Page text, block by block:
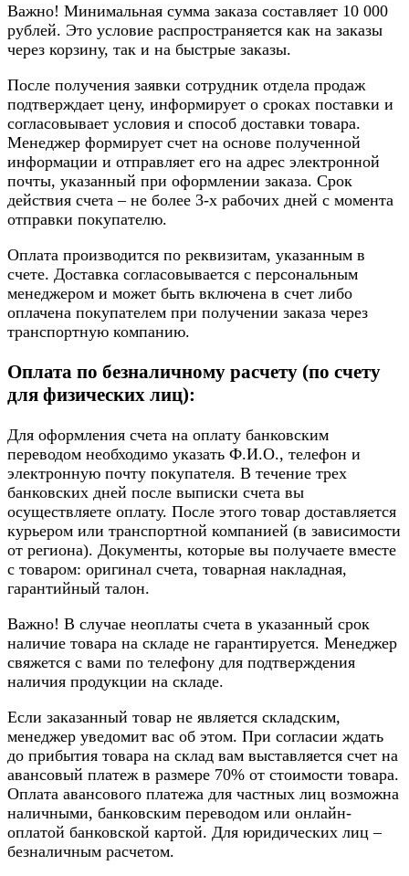
Важно! Минимальная сумма заказа составляет 10 000
рублей. Это условие распространяется как на заказы
через корзину, так и на быстрые заказы.
После получения заявки сотрудник отдела продаж
подтверждает цену, информирует о сроках поставки и
согласовывает условия и способ доставки товара.
Менеджер формирует счет на основе полученной
информации и отправляет его на адрес электронной
почты, указанный при оформлении заказа. Срок
действия счета – не более 3-х рабочих дней с момента
отправки покупателю.
Оплата производится по реквизитам, указанным в
счете. Доставка согласовывается с персональным
менеджером и может быть включена в счет либо
оплачена покупателем при получении заказа через
транспортную компанию.
Оплата по безналичному расчету (по счету
для физических лиц):
Для оформления счета на оплату банковским
переводом необходимо указать Ф.И.О., телефон и
электронную почту покупателя. В течение трех
банковских дней после выписки счета вы
осуществляете оплату. После этого товар доставляется
курьером или транспортной компанией (в зависимости
от региона). Документы, которые вы получаете вместе
с товаром: оригинал счета, товарная накладная,
гарантийный талон.
Важно! В случае неоплаты счета в указанный срок
наличие товара на складе не гарантируется. Менеджер
свяжется с вами по телефону для подтверждения
наличия продукции на складе.
Если заказанный товар не является складским,
менеджер уведомит вас об этом. При согласии ждать
до прибытия товара на склад вам выставляется счет на
авансовый платеж в размере 70% от стоимости товара.
Оплата авансового платежа для частных лиц возможна
наличными, банковским переводом или онлайн-
оплатой банковской картой. Для юридических лиц –
безналичным расчетом.